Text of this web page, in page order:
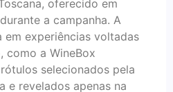
oferecido em
a campanha. A
em experiências voltadas
como a WineBox
selecionados pela
e revelados apenas na